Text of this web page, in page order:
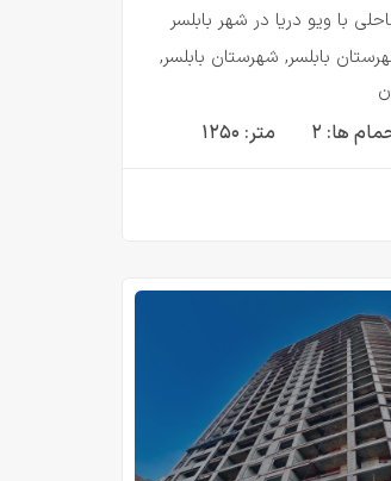
با ویو دریا در شهر بابلسر
بابلسر, شهرستان بابلسر,
ها: ۲ متر: ۱۲۵۰